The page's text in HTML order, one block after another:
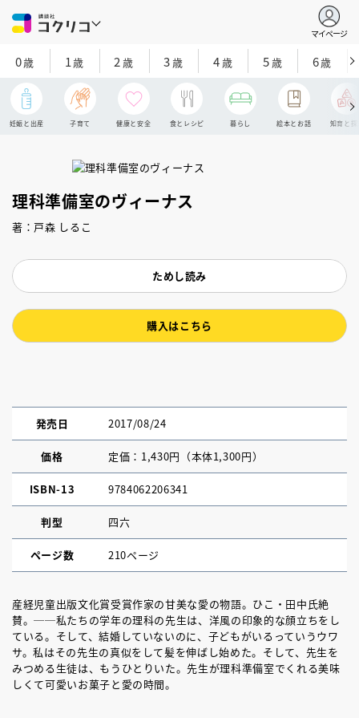
マイページ
0歳 1歳 2 歳 3歳 4歳 5歳 6歳
妊娠と出産 子育て 健康と安全 食とレシピ 暮らし 絵本とお話 知育と探
理科準備室のヴィーナス
著：戸森 しるこ
ためし読み
購入はこちら
発売日 2017/08/24
価格 定価：1,430円（本体1,300円）
ISBN-13 9784062206341
判型 四六
ページ数 210ページ
産経児童出版文化賞受賞作家の甘美な愛の物語。ひこ・田中氏絶
賛。──私たちの学年の理科の先生は、洋風の印象的な顔立ちをし
ている。そして、結婚していないのに、子どもがいるっていうウワ
サ。私はその先生の真似をして髪を伸ばし始めた。そして、先生を
みつめる生徒は、もうひとりいた。先生が理科準備室でくれる美味
しくて可愛いお菓子と愛の時間。